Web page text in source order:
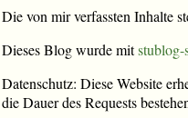
Die von mir verfassten Inhalte
Dieses Blog wurde mitstublog-
Datenschutz: Diese Website
die Dauer des Requests